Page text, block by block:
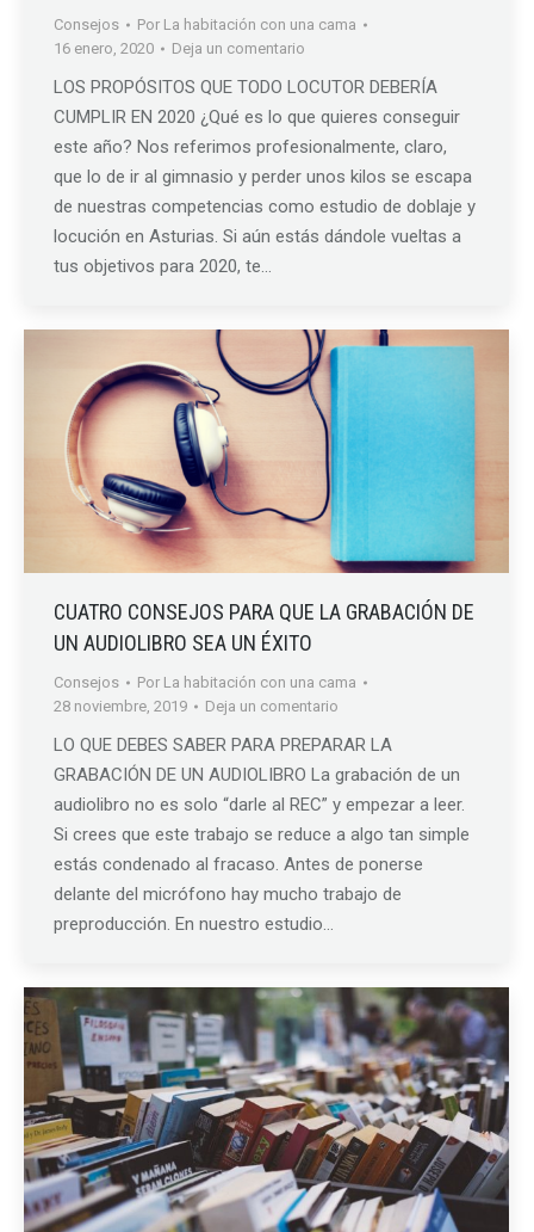
Consejos Por La habitación con una cama
16 enero, 2020
Deja un comentario
LOS PROPÓSITOS QUE TODO LOCUTOR DEBERÍA
CUMPLIR EN 2020 ¿Qué es lo que quieres conseguir
este año? Nos referimos profesionalmente, claro,
que lo de ir al gimnasio y perder unos kilos se escapa
de nuestras competencias como estudio de doblaje y
locución en Asturias. Si aún estás dándole vueltas a
tus objetivos para 2020, te…
CUATRO CONSEJOS PARA QUE LA GRABACIÓN DE
UN AUDIOLIBRO SEA UN ÉXITO
Consejos Por La habitación con una cama
28 noviembre, 2019
Deja un comentario
LO QUE DEBES SABER PARA PREPARAR LA
GRABACIÓN DE UN AUDIOLIBRO La grabación de un
audiolibro no es solo “darle al REC” y empezar a leer.
Si crees que este trabajo se reduce a algo tan simple
estás condenado al fracaso. Antes de ponerse
delante del micrófono hay mucho trabajo de
preproducción. En nuestro estudio…